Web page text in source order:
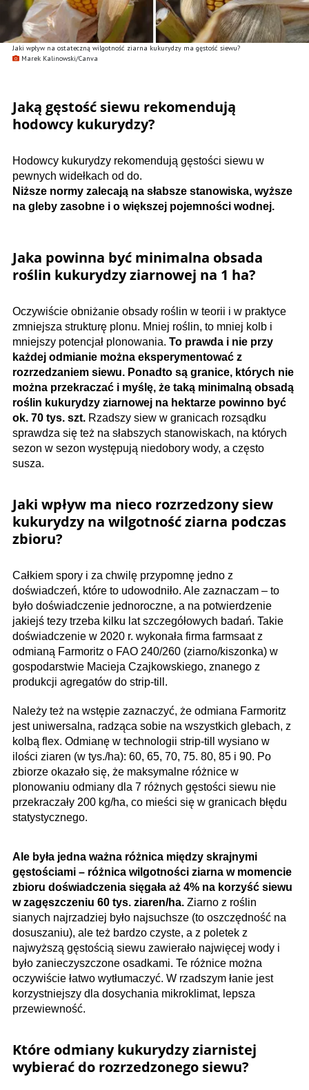
Jaki wpływ na ostateczną wilgotność ziarna kukurydzy ma gęstość siewu?
Marek Kalinowski/Canva
Jaką gęstość siewu rekomendują
hodowcy kukurydzy?
Hodowcy kukurydzy rekomendują gęstości siewu w
pewnych widełkach od do.
Niższe normy zalecają na słabsze stanowiska, wyższe
na gleby zasobne i o większej pojemności wodnej.
Jaka powinna być minimalna obsada
roślin kukurydzy ziarnowej na 1 ha?
Oczywiście obniżanie obsady roślin w teorii i w praktyce
zmniejsza strukturę plonu. Mniej roślin, to mniej kolb i
mniejszy potencjał plonowania. To prawda i nie przy
każdej odmianie można eksperymentować z
rozrzedzaniem siewu. Ponadto są granice, których nie
można przekraczać i myślę, że taką minimalną obsadą
roślin kukurydzy ziarnowej na hektarze powinno być
ok. 70 tys. szt. Rzadszy siew w granicach rozsądku
sprawdza się też na słabszych stanowiskach, na których
sezon w sezon występują niedobory wody, a często
susza.
Jaki wpływ ma nieco rozrzedzony siew
kukurydzy na wilgotność ziarna podczas
zbioru?
Całkiem spory i za chwilę przypomnę jedno z
doświadczeń, które to udowodniło. Ale zaznaczam – to
było doświadczenie jednoroczne, a na potwierdzenie
jakiejś tezy trzeba kilku lat szczegółowych badań. Takie
doświadczenie w 2020 r. wykonała firma farmsaat z
odmianą Farmoritz o FAO 240/260 (ziarno/kiszonka) w
gospodarstwie Macieja Czajkowskiego, znanego z
produkcji agregatów do strip-till.
Należy też na wstępie zaznaczyć, że odmiana Farmoritz
jest uniwersalna, radząca sobie na wszystkich glebach, z
kolbą flex. Odmianę w technologii strip-till wysiano w
ilości ziaren (w tys./ha): 60, 65, 70, 75. 80, 85 i 90. Po
zbiorze okazało się, że maksymalne różnice w
plonowaniu odmiany dla 7 różnych gęstości siewu nie
przekraczały 200 kg/ha, co mieści się w granicach błędu
statystycznego.
Ale była jedna ważna różnica między skrajnymi
gęstościami – różnica wilgotności ziarna w momencie
zbioru doświadczenia sięgała aż 4% na korzyść siewu
w zagęszczeniu 60 tys. ziaren/ha. Ziarno z roślin
sianych najrzadziej było najsuchsze (to oszczędność na
dosuszaniu), ale też bardzo czyste, a z poletek z
najwyższą gęstością siewu zawierało najwięcej wody i
było zanieczyszczone osadkami. Te różnice można
oczywiście łatwo wytłumaczyć. W rzadszym łanie jest
korzystniejszy dla dosychania mikroklimat, lepsza
przewiewność.
Które odmiany kukurydzy ziarnistej
wybierać do rozrzedzonego siewu?